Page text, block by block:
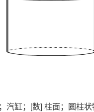
汽缸；[数] 柱面；圆柱